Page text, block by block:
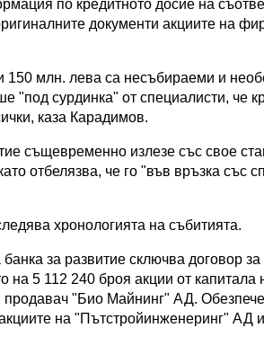
по кредитното досие на
документи акциите на
150 млн. лева са несъбираеми и
"под сурдинка" от специалисти, че
каза Карадимов.
същевременно излезе със свое
отбелязва, че го "във връзка със
хронологията на събитията.
за развитие сключва договор
на 5 112 240 броя акции от
"Био Майнинг" АД.
на "Пътстройинженеринг" АД